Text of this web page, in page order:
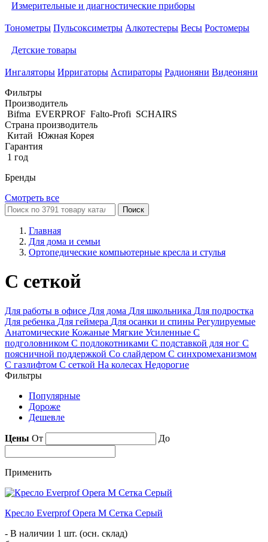
Измерительные и диагностические приборы
Тонометры Пульсоксиметры Алкотестеры Весы Ростомеры
Детские товары
Ингаляторы Ирригаторы Аспираторы Радионяни Видеоняни
Фильтры
Производитель
Bifma EVERPROF Falto-Profi SCHAIRS
Страна производитель
Китай Южная Корея
Гарантия
1 год
Бренды
Смотреть все
Поиск
Главная
Для дома и семьи
Ортопедические компьютерные кресла и стулья
С сеткой
Для работы в офисе Для дома Для школьника Для подростка
Для ребенка Для геймера Для осанки и спины Регулируемые
Анатомические Кожаные Мягкие Усиленные С
подголовником С подлокотниками С подставкой для ног С
поясничной поддержкой Со слайдером С синхромеханизмом
С газлифтом С сеткой На колесах Недорогие
Фильтры
Популярные
Дороже
Дешевле
Цены От До
Применить
Кресло Everprof Opera M Сетка Серый
- В наличии 1 шт. (осн. склад)